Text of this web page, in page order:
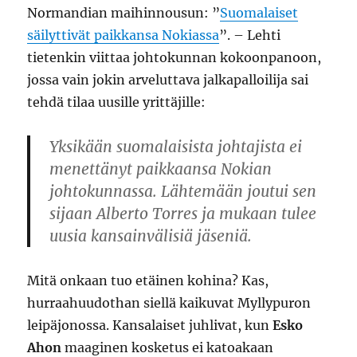
Normandian maihinnousun: ”Suomalaiset
säilyttivät paikkansa Nokiassa”. – Lehti
tietenkin viittaa johtokunnan kokoonpanoon,
jossa vain jokin arveluttava jalkapalloilija sai
tehdä tilaa uusille yrittäjille:
Yksikään suomalaisista johtajista ei
menettänyt paikkaansa Nokian
johtokunnassa. Lähtemään joutui sen
sijaan Alberto Torres ja mukaan tulee
uusia kansainvälisiä jäseniä.
Mitä onkaan tuo etäinen kohina? Kas,
hurraahuudothan siellä kaikuvat Myllypuron
leipäjonossa. Kansalaiset juhlivat, kunEsko
Ahon maaginen kosketus ei katoakaan